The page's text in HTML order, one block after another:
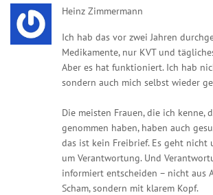
Heinz Zimmermann
Ich hab das vor zwei Jahren
Medikamente, nur KVT und
Aber es hat funktioniert. Ich hab
sondern auch mich selbst wieder
Die meisten Frauen, die ich kenne,
genommen haben, haben auch
das ist kein Freibrief. Es geht nicht
um Verantwortung. Und
informiert entscheiden – nicht aus
Scham, sondern mit klarem Kopf.